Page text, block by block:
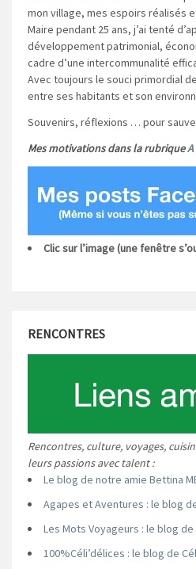
mon village, mes espoirs réalisés
Maire pendant 25 ans, j’ai tenté
développement patrimonial,
cadre d’une intercommunalité
Avec toujours le souci primordial
entre ses habitants et son
Souvenirs, réflexions … pour
Mes motivations dans la rubriqueA
Clic sur l’image (une fenêtre
RENCONTRES
Rencontres, culture, voyages,
leurs passions avec talent :
Le blog de notre amie Bettina
Agapes et Aventures : le blog
Les Mots Voyageurs : le blog de
100%Céli’délices : le blog de